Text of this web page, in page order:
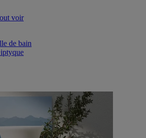
voir
de bain